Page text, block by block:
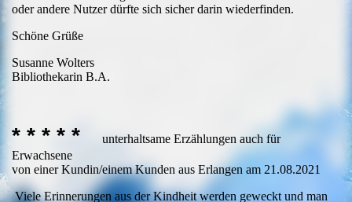
oder andere Nutzer dürfte sich sicher darin wiederfinden.
Schöne Grüße
Susanne Wolters
Bibliothekarin B.A.
* * * * *
unterhaltsame Erzählungen auch für
Erwachsene
von einer Kundin/einem Kunden aus Erlangen am 21.08.2021
Viele Erinnerungen aus der Kindheit werden geweckt und man